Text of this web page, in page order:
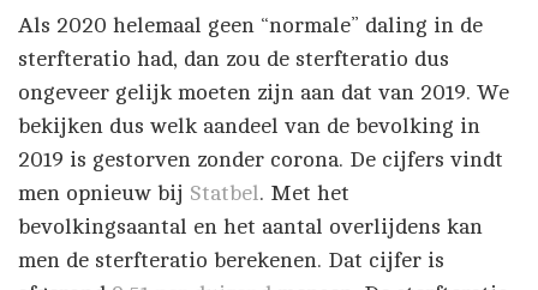
Als 2020 helemaal geen “normale” daling in de
sterfteratio had, dan zou de sterfteratio dus
ongeveer gelijk moeten zijn aan dat van 2019. We
bekijken dus welk aandeel van de bevolking in
2019 is gestorven zonder corona. De cijfers vindt
men opnieuw bij Statbel. Met het
bevolkingsaantal en het aantal overlijdens kan
men de sterfteratio berekenen. Dat cijfer is